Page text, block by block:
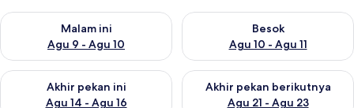
Malam ini
Agu 9 - Agu 10
Periksa ketersediaan untuk malam ini Agu 9 - Agu 10
Besok
Agu 10 - Agu 11
Periksa ketersediaan untuk
Akhir pekan ini
Agu 14 - Agu 16
Periksa ketersediaan untuk akhir pekan ini Agu 14 - Agu 16
Akhir pekan berikutnya
Agu 21 - Agu 23
Periksa ketersediaan untuk